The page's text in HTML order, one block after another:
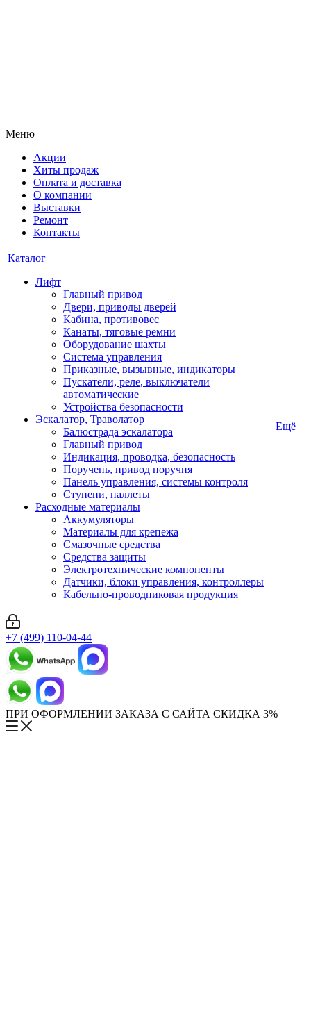
Меню
Акции
Хиты продаж
Оплата и доставка
О компании
Выставки
Ремонт
Контакты
Каталог
Лифт
Главный привод
Двери, приводы дверей
Кабина, противовес
Канаты, тяговые ремни
Оборудование шахты
Система управления
Приказные, вызывные, индикаторы
Пускатели, реле, выключатели
автоматические
Устройства безопасности
Эскалатор, Траволатор
Балюстрада эскалатора
Главный привод
Индикация, проводка, безопасность
Поручень, привод поручня
Панель управления, системы контроля
Ступени, паллеты
Расходные материалы
Аккумуляторы
Материалы для крепежа
Смазочные средства
Средства защиты
Электротехнические компоненты
Датчики, блоки управления, контроллеры
Кабельно-проводниковая продукция
Ещё
+7 (499) 110-04-44
ПРИ ОФОРМЛЕНИИ ЗАКАЗА С САЙТА СКИДКА 3%